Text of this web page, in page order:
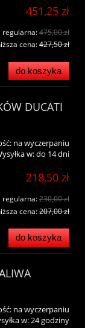
451,25 zł
regularna:475,00 zł
cena:427,50 zł
do koszyka
DUCATI
na wyczerpaniu
w:do 14 dni
218,50 zł
regularna:230,00 zł
cena:207,00 zł
do koszyka
na wyczerpaniu
w:24 godziny